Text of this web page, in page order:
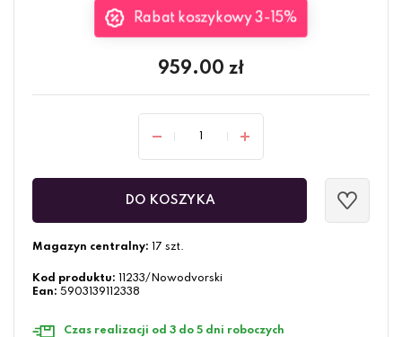
Rabat koszykowy 3-15%
959.00 zł
DO KOSZYKA
Magazyn centralny: 17 szt.
Kod produktu:
11233/Nowodvorski
Ean: 5903139112338
Czas realizacji od 3 do 5 dni roboczych